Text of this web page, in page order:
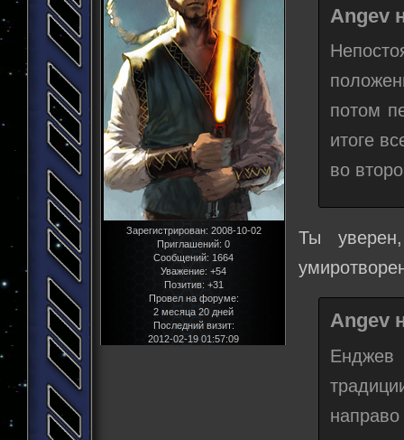
Зарегистрирован: 2008-10-02
Приглашений: 0
Сообщений: 1664
Уважение: +54
Позитив: +31
Провел на форуме:
2 месяца 20 дней
Последний визит:
2012-02-19 01:57:09
Angev
потом
итоге
во
Ты
Angev
Енджев